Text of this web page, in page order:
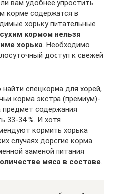
вам удобнее упростить
корме содержатся в
хорьку питательные
кормом нельзя
хорька. Необходимо
доступ к свежей
спецкорма для хорей,
корма экстра (премиум)-
предмет содержания
33-34 %. И хотя
кормить хорька
случаях дорогие корма
заменой питания
мяса в составе.